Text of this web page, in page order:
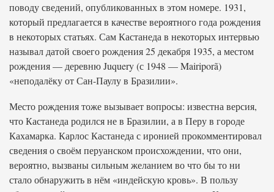
поводу сведений, опубликованных в этом номере. 1931,
который предлагается в качестве вероятного года рождения
в некоторых статьях. Сам Кастанеда в некоторых интервью
называл датой своего рождения 25 декабря 1935, а местом
рождения — деревню Juquery (с 1948 — Mairiporã)
«неподалёку от Сан-Паулу в Бразилии».
Место рождения тоже вызывает вопросы: известна версия,
что Кастанеда родился не в Бразилии, а в Перу в городе
Кахамарка. Карлос Кастанеда с иронией прокомментировал
сведения о своём перуанском происхождении, что они,
вероятно, вызваны сильным желанием во что бы то ни
стало обнаружить в нём «индейскую кровь». В пользу